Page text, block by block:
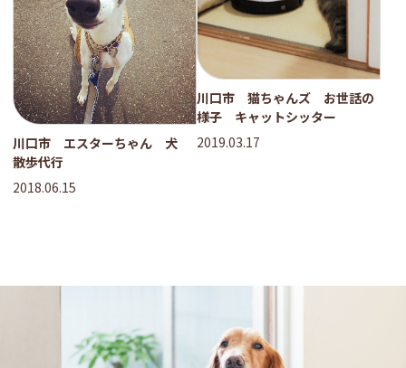
川口市 エスターちゃん 犬
散歩代行
2018.06.15
川口市 猫ちゃんズ お世話の
様子 キャットシッター
2019.03.17